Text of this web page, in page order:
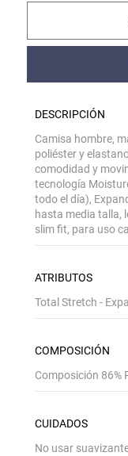
DESCRIPCIÓN
Camisa hombre,
poliéster y
comodidad y
tecnología
todo el día),
hasta media talla,
slim fit, para uso
ATRIBUTOS
Total Stretch -
COMPOSICIÓN
Composición 86%
CUIDADOS
No usar